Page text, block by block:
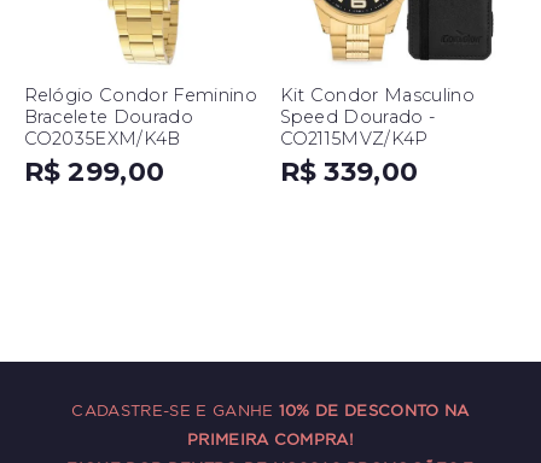
Relógio Condor Feminino
Bracelete Dourado
CO2035EXM/K4B
R$ 299,00
Kit Condor Masculino
Speed Dourado -
CO2115MVZ/K4P
R$ 339,00
CADASTRE-SE E GANHE 10% DE DESCONTO NA
PRIMEIRA COMPRA!